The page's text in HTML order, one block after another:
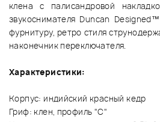
клена с палисандровой
звукоснимателя Duncan
фурнитуру, ретро стиля
наконечник переключателя.
Характеристики:
Корпус: индийский красный кедр
Гриф: клен, профиль "С"